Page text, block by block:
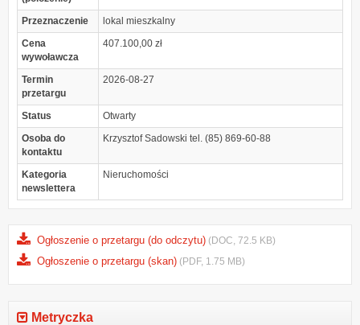
Przeznaczenie
lokal mieszkalny
Cena
wywoławcza
407.100,00 zł
Termin
przetargu
2026-08-27
Status
Otwarty
Osoba do
kontaktu
Krzysztof Sadowski tel. (85) 869-60-88
Kategoria
newslettera
Nieruchomości
Ogłoszenie o przetargu (do odczytu) (DOC, 72.5 KB)
Ogłoszenie o przetargu (skan) (PDF, 1.75 MB)
Metryczka